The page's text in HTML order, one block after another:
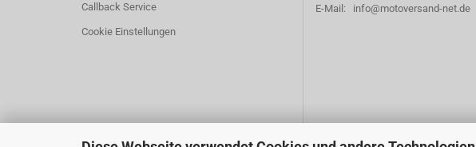
Callback Service
Cookie Einstellungen
E-Mail: info@motoversand-net.de